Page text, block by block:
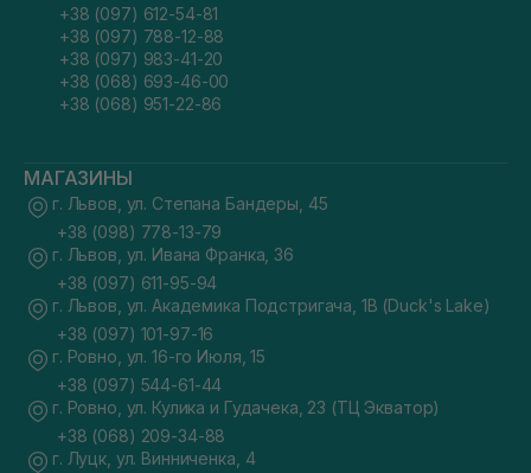
+38 (097) 612-54-81
+38 (097) 788-12-88
+38 (097) 983-41-20
+38 (068) 693-46-00
+38 (068) 951-22-86
МАГАЗИНЫ
г. Львов, ул. Степана Бандеры, 45
+38 (098) 778-13-79
г. Львов, ул. Ивана Франка, 36
+38 (097) 611-95-94
г. Львов, ул. Академика Подстригача, 1В (Duck's Lake)
+38 (097) 101-97-16
г. Ровно, ул. 16-го Июля, 15
+38 (097) 544-61-44
г. Ровно, ул. Кулика и Гудачека, 23 (ТЦ Экватор)
+38 (068) 209-34-88
г. Луцк, ул. Винниченка, 4